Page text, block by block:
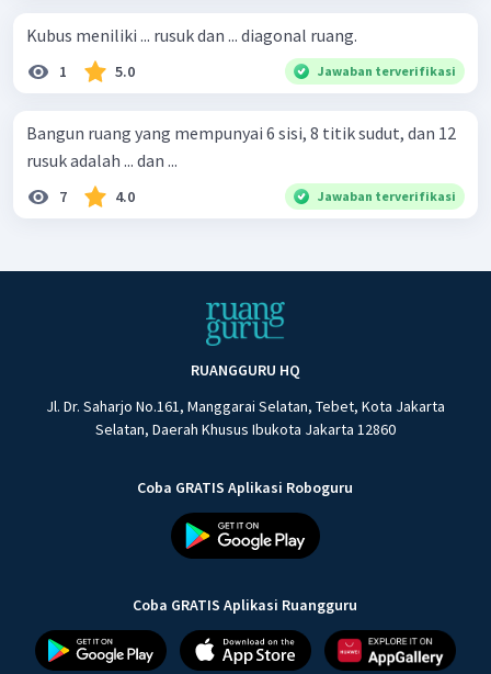
Kubus meniliki ... rusuk dan ... diagonal ruang.
1 5.0 Jawaban terverifikasi
Bangun ruang yang mempunyai 6 sisi, 8 titik sudut, dan 12
rusuk adalah ... dan ...
7 4.0 Jawaban terverifikasi
RUANGGURU HQ
Jl. Dr. Saharjo No.161, Manggarai Selatan, Tebet, Kota Jakarta
Selatan, Daerah Khusus Ibukota Jakarta 12860
Coba GRATIS Aplikasi Roboguru
Coba GRATIS Aplikasi Ruangguru